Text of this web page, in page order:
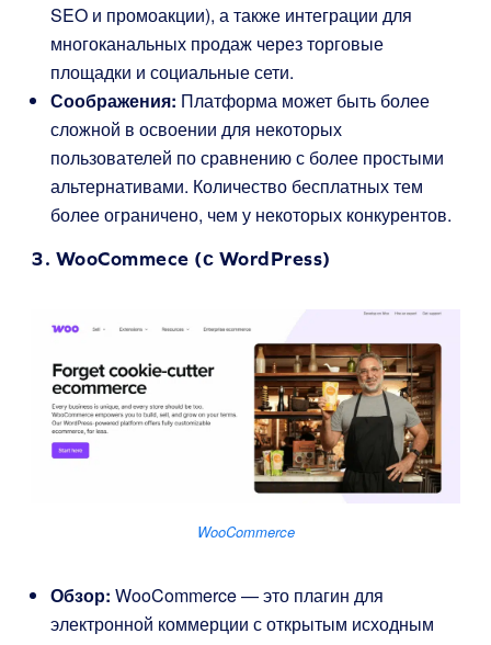
SEO и промоакции), а также интеграции для
многоканальных продаж через торговые
площадки и социальные сети.
Соображения: Платформа может быть более
сложной в освоении для некоторых
пользователей по сравнению с более простыми
альтернативами. Количество бесплатных тем
более ограничено, чем у некоторых конкурентов.
3. WooCommece (с WordPress)
WooCommerce
Обзор: WooCommerce — это плагин для
электронной коммерции с открытым исходным